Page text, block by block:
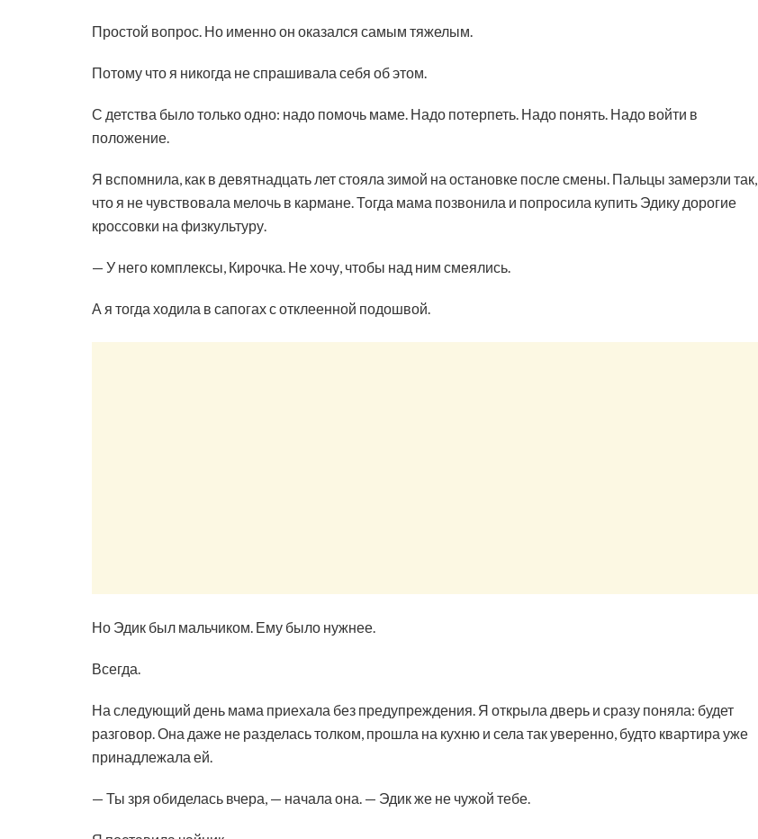
Простой вопрос. Но именно он оказался самым тяжелым.
Потому что я никогда не спрашивала себя об этом.
С детства было только одно: надо помочь маме. Надо потерпеть. Надо понять. Надо войти в
положение.
Я вспомнила, как в девятнадцать лет стояла зимой на остановке после смены. Пальцы замерзли так,
что я не чувствовала мелочь в кармане. Тогда мама позвонила и попросила купить Эдику дорогие
кроссовки на физкультуру.
— У него комплексы, Кирочка. Не хочу, чтобы над ним смеялись.
А я тогда ходила в сапогах с отклеенной подошвой.
Но Эдик был мальчиком. Ему было нужнее.
Всегда.
На следующий день мама приехала без предупреждения. Я открыла дверь и сразу поняла: будет
разговор. Она даже не разделась толком, прошла на кухню и села так уверенно, будто квартира уже
принадлежала ей.
— Ты зря обиделась вчера, — начала она. — Эдик же не чужой тебе.